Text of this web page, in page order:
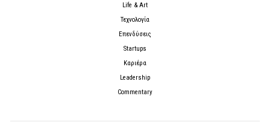
Life & Art
Τεχνολογία
Επενδύσεις
Startups
Καριέρα
Leadership
Commentary